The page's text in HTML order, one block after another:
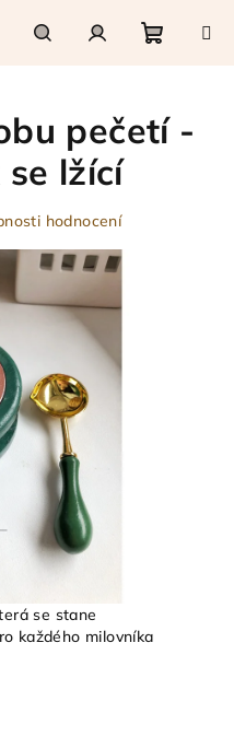
košík
se stane
každého milovníka
pečetí -
lžící
hodnocení